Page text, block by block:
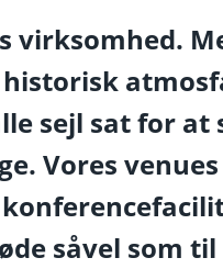
virksomhed.
sejl sat for at
Vores venues
såvel som til